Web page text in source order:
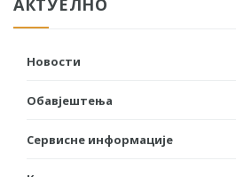
АКТУЕЛНО
Новости
Обавјештења
Сервисне информације